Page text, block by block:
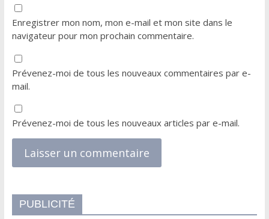
Enregistrer mon nom, mon e-mail et mon site dans le
navigateur pour mon prochain commentaire.
Prévenez-moi de tous les nouveaux commentaires par e-
mail.
Prévenez-moi de tous les nouveaux articles par e-mail.
PUBLICITÉ